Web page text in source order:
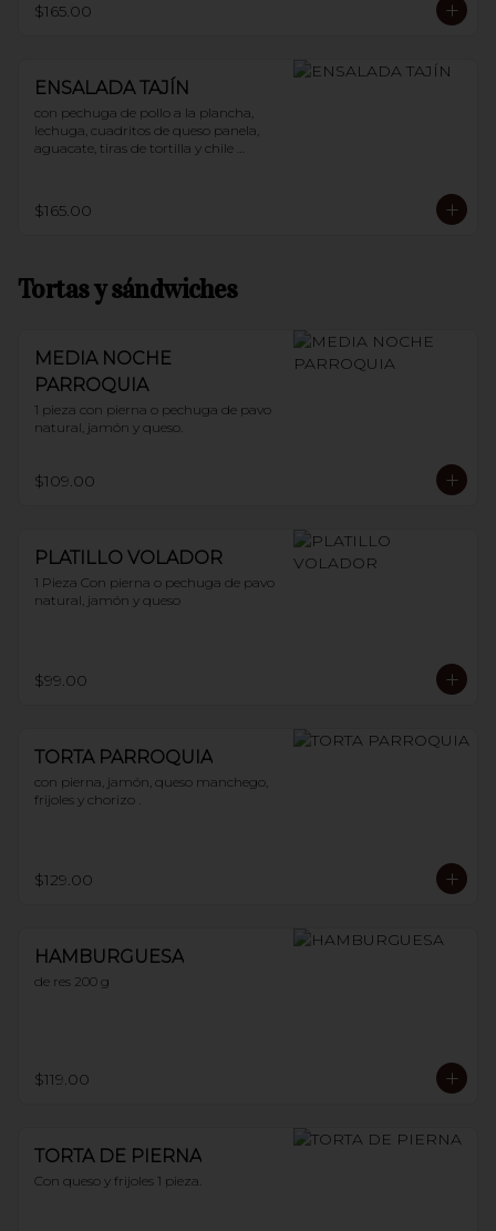
$165.00
ENSALADA TAJÍN
con pechuga de pollo a la plancha,
lechuga, cuadritos de queso panela,
aguacate, tiras de tortilla y chile
$165.00
Tortas y sándwiches
MEDIA NOCHE
PARROQUIA
1 pieza con pierna o pechuga de pavo
natural, jamón y queso.
$109.00
PLATILLO VOLADOR
1 Pieza Con pierna o pechuga de pavo
natural, jamón y queso
$99.00
TORTA PARROQUIA
con pierna, jamón, queso manchego,
frijoles y chorizo .
$129.00
HAMBURGUESA
de res 200 g
$119.00
TORTA DE PIERNA
Con queso y frijoles 1 pieza.